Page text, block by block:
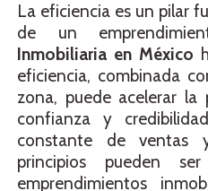
La eficiencia es un pilar
de un
Inmobiliaria en México
eficiencia, combinada
zona, puede acelerar la
confianza y
constante de ventas
principios pueden
emprendimientos